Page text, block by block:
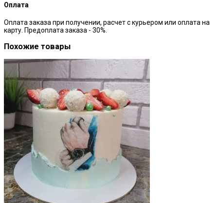
Оплата
Оплата заказа при получении, расчет с курьером или оплата на
карту. Предоплата заказа - 30%.
Похожие товары